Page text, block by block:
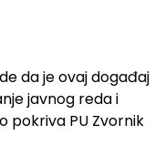
da je ovaj događaj
javnog reda i
pokriva PU Zvornik